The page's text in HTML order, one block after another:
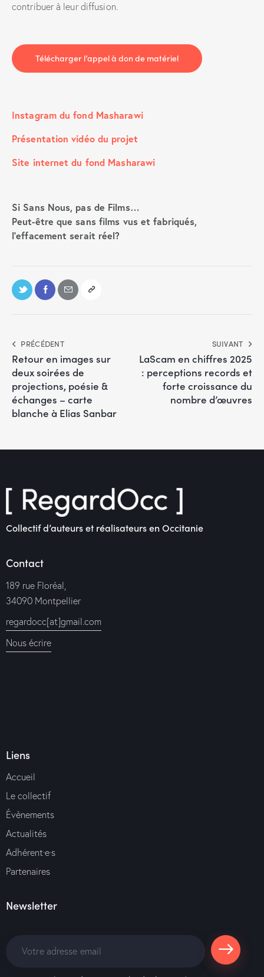
contribuer à leur diffusion.
Télécharger l’appel à don de matériel
Instagram du fond Masharawi
Présentation vidéo du projet
Site internet du fond Masharawi
Si Sans Nous, pas de Films…
Peut-être que sans films vus et fabriqués,
l’effacement serait réel?
PRÉCÉDENT
Retour en images sur
deux soirées de
projections, poésie &
échanges – carte
blanche à Elias Sanbar
SUIVANT
LaScam en chiffres 2025
: perceptions records et
forte croissance du
nombre d’œuvres
Collectif d’auteurs et réalisateurs en Occitanie
Contact
189 rue Floréal,
34090 Montpellier
regardocc[at]gmail.com
Nous écrire
Liens
Accueil
Le collectif
Évènements
Actualités
Adhérent·e·s
Partenaires
Newsletter
S'abonne